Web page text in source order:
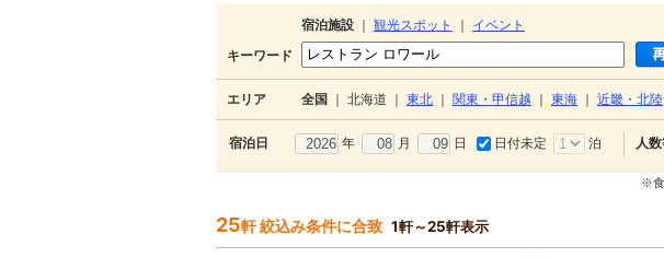
宿泊施設 観光スポット
イベント
キーワード
エリア 全国 北海道 東北 関東・甲信越 東海 近畿・北陸
宿泊日 年 月 日 日付未定 泊 人
※食
25軒 絞込み条件に合致 1軒～25軒表示